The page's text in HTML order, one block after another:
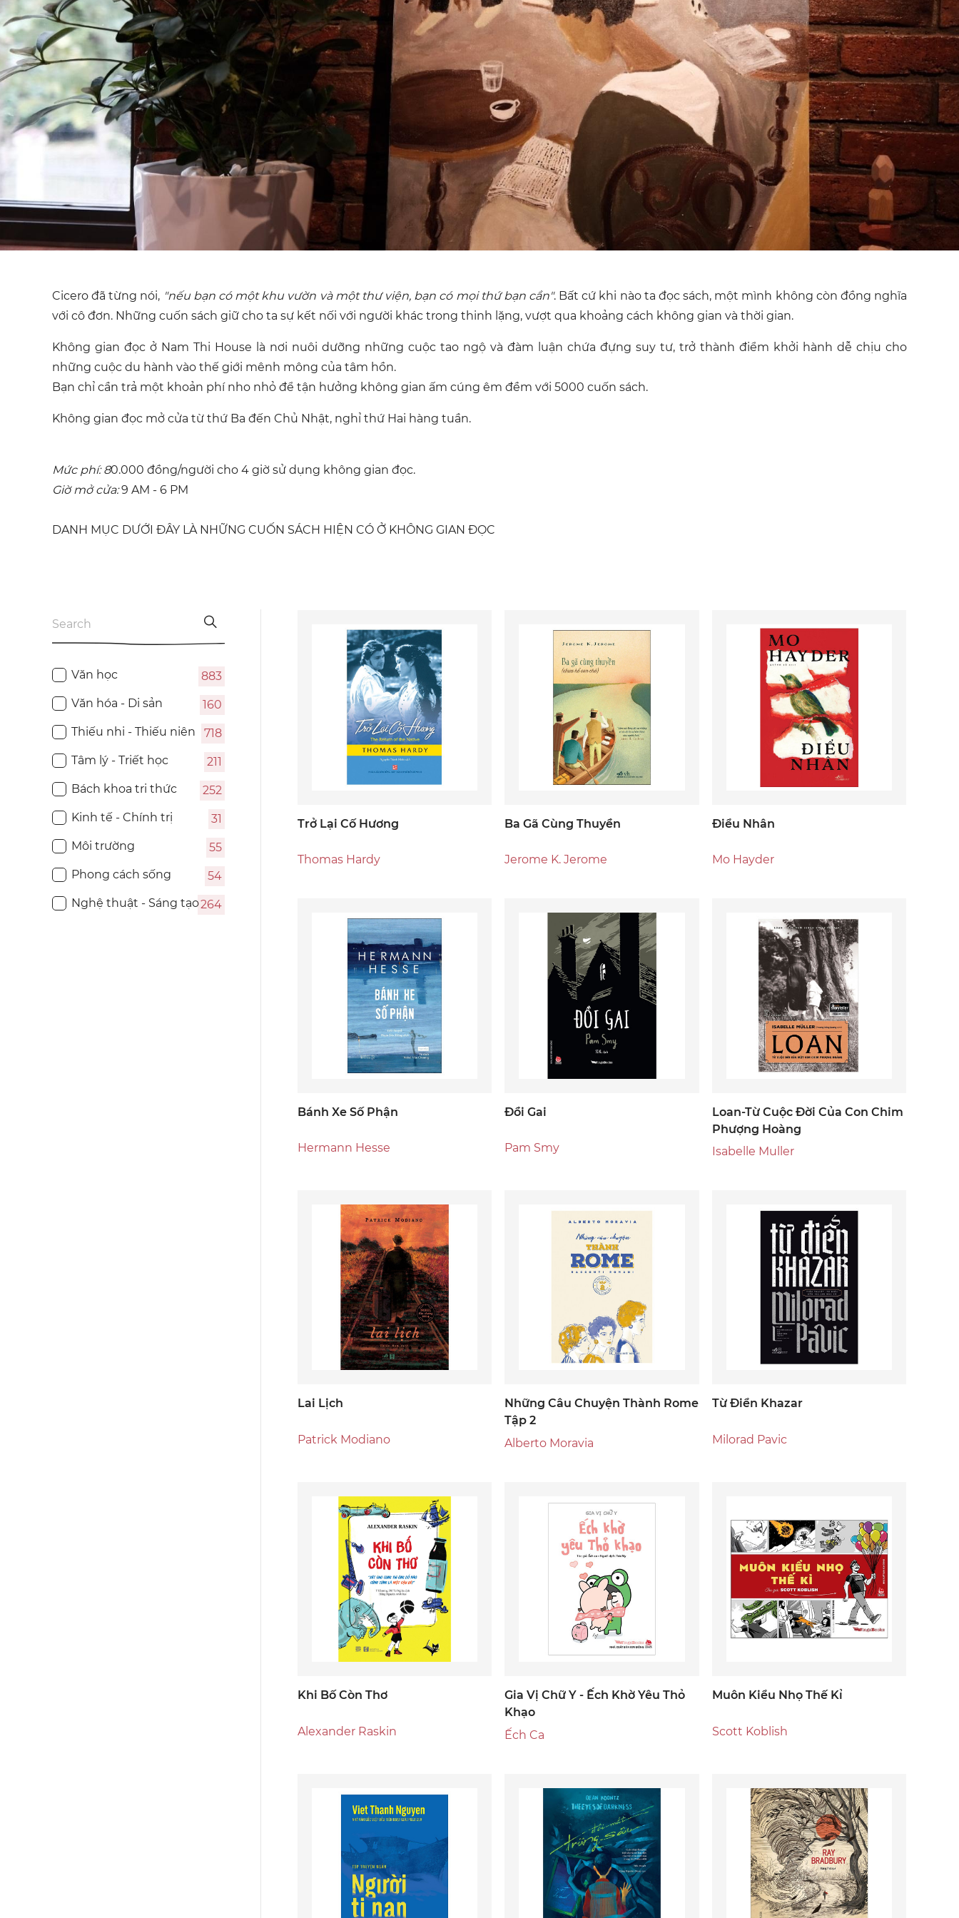
Cicero đã từng nói, "nếu bạn có một khu vườn và một thư viện, bạn có mọi thứ bạn cần". Bất cứ khi nào ta đọc sách, một mình không còn đồng nghĩa
với cô đơn. Những cuốn sách giữ cho ta sự kết nối với người khác trong thinh lặng, vượt qua khoảng cách không gian và thời gian.
Không gian đọc ở Nam Thi House là nơi nuôi dưỡng những cuộc tao ngộ và đàm luận chứa đựng suy tư, trở thành điểm khởi hành dễ chịu cho
những cuộc du hành vào thế giới mênh mông của tâm hồn.
Bạn chỉ cần trả một khoản phí nho nhỏ để tận hưởng không gian ấm cúng êm đềm với 5000 cuốn sách.
Không gian đọc mở cửa từ thứ Ba đến Chủ Nhật, nghỉ thứ Hai hàng tuần.
Mức phí: 80.000 đồng/người cho 4 giờ sử dụng không gian đọc.
Giờ mở cửa:9 AM - 6 PM
DANH MỤC DƯỚI ĐÂY LÀ NHỮNG CUỐN SÁCH HIỆN CÓ Ở KHÔNG GIAN ĐỌC
Văn học
883
Văn hóa - Di sản
160
Thiếu nhi - Thiếu niên
718
Tâm lý - Triết học
211
Bách khoa tri thức
252
Kinh tế - Chính trị
31
Môi trường
55
Phong cách sống
54
Nghệ thuật - Sáng tạo264
Trở Lại Cố Hương
Thomas Hardy
Ba Gã Cùng Thuyền
Jerome K. Jerome
Điểu Nhân
Mo Hayder
Bánh Xe Số Phận
Hermann Hesse
Đồi Gai
Pam Smy
Loan-Từ Cuộc Đời Của Con Chim
Phượng Hoàng
Isabelle Muller
Lai Lịch
Patrick Modiano
Những Câu Chuyện Thành Rome
Tập 2
Alberto Moravia
Từ Điển Khazar
Milorad Pavic
Khi Bố Còn Thơ
Alexander Raskin
Gia Vị Chữ Y - Ếch Khờ Yêu Thỏ
Khạo
Ếch Ca
Muôn Kiểu Nhọ Thế Kỉ
Scott Koblish